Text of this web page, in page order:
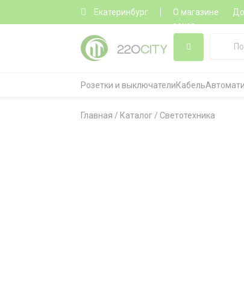
Екатеринбург О магазине
заказ
Розетки и выключателиКабель
Главная / Каталог / Светотехника